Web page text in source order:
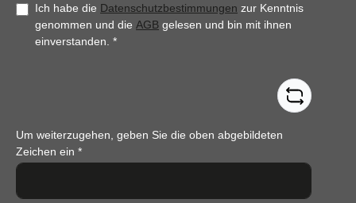
Ich habe die Datenschutzbestimmungen zur Kenntnis
genommen und die AGB gelesen und bin mit ihnen
einverstanden. *
Um weiterzugehen, geben Sie die oben abgebildeten
Zeichen ein *